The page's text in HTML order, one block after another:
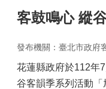
客鼓鳴心 縱
發布機關：臺北市政府
花蓮縣政府於112年
谷客韻季系列活動